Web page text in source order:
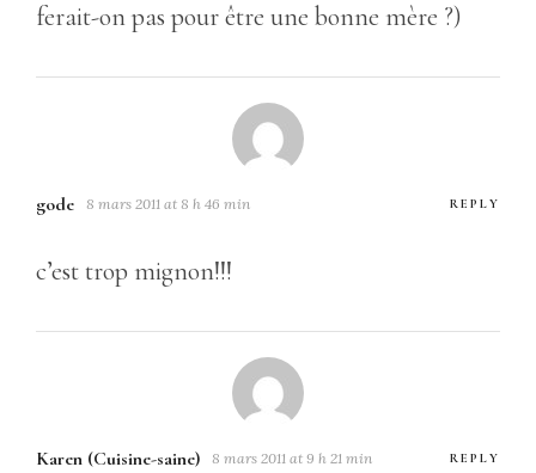
ferait-on pas pour être une bonne mère ?)
gode 8 mars 2011 at 8 h 46 min REPLY
c’est trop mignon!!!
Karen (Cuisine-saine) 8 mars 2011 at 9 h 21 min REPLY